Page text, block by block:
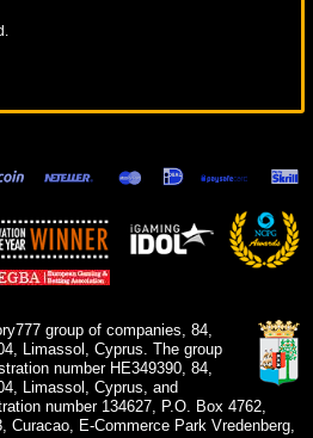
The Six Million Dollar Man
group of companies, 84,
Limassol, Cyprus. The group
number HE349390, 84,
Limassol, Cyprus, and
number 134627, P.O. Box 4762,
Curacao, E-Commerce Park Vredenberg,